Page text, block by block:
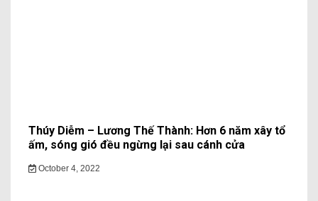
Thúy Diễm – Lương Thế Thành: Hơn 6 năm xây tổ
ấm, sóng gió đều ngừng lại sau cánh cửa
October 4, 2022